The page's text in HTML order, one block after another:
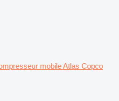
mobile Atlas Copco